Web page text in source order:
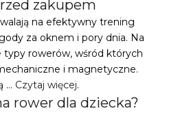
zakupem
na efektywny trening
za oknem i pory dnia. Na
typy rowerów, wśród których
i magnetyczne.
… Czytaj więcej.
rower dla dziecka?